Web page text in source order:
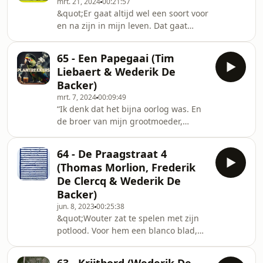
Dostojevski, zijn mondhoeken
besmeurd met chocolade en gele
creme. Dat had iets zieligs.&quot; Een
verhaal, verteld door Mieke De Groote
en Lucas Van den Eynde. Met muziek
van Frederik De Clercq Geschreven en
de r
&quot;Er gaat altijd wel een soort voor
en na zijn in mijn leven. Dat gaat
Derycke en Ellis Meeusen. Met muziek
van Laurens Desmet &amp; Frederik
De Clercq. Beluister alle afleveringen
via: https://50jaare17.be/ontdek-het-
project/podcast-alle-e17-goed/
65 - Een Papegaai (Tim
Liebaert & Wederik De
Backer)
mrt. 7, 202400:09:49
“Ik denk dat het bijna oorlog was. En
de broer van mijn grootmoeder,
papegaai mee. Die papegaai stond in
onze woonkamer en die kon heel
goed praten. Er waren drie dingen,
die kon hij écht heel goed kon
imiteren.&quot; Een
Plantrekkersaflevering over een
papegaai, met de stem van Greet
Daelemans, gemaakt door Wederik De
Backer,
64 - De Praagstraat 4
(Thomas Morlion, Frederik
De Clercq & Wederik De
Backer)
jun. 8, 202300:25:38
&quot;Wouter zat te spelen met zijn
potlood. Voor hem een blanco blad,